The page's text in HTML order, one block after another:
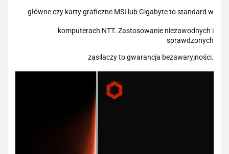
główne czy karty graficzne MSI lub Gigabyte to standard w
komputerach NTT. Zastosowanie niezawodnych i
sprawdzonych
zasilaczy to gwarancja bezawaryjności.